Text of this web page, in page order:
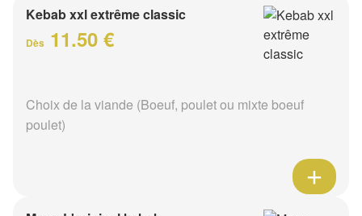
Kebab xxl extrême classic
Dès 11.50 €
Choix de la viande (Boeuf, poulet ou mixte boeuf
poulet)